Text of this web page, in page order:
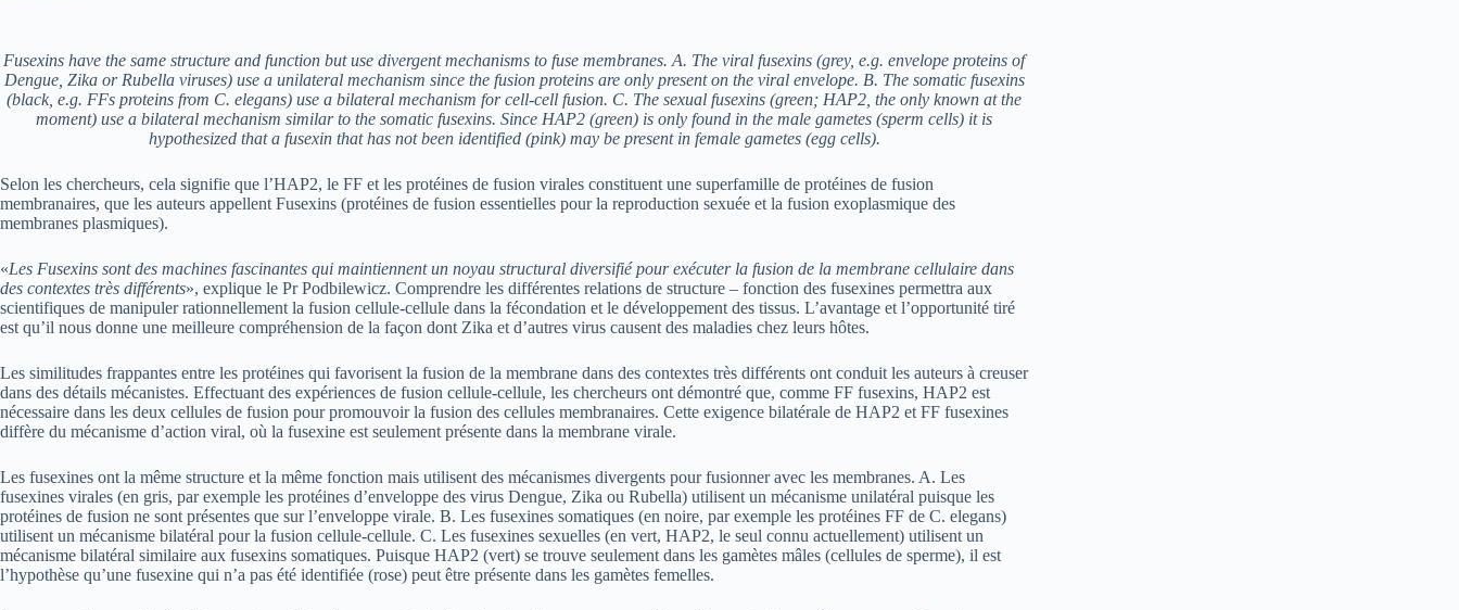
Fusexins have the same structure and function but use divergent mechanisms to fuse membranes. A. The viral fusexins (grey, e.g. envelope proteins of
Dengue, Zika or Rubella viruses) use a unilateral mechanism since the fusion proteins are only present on the viral envelope. B. The somatic fusexins
(black, e.g. FFs proteins from C. elegans) use a bilateral mechanism for cell-cell fusion. C. The sexual fusexins (green; HAP2, the only known at the
moment) use a bilateral mechanism similar to the somatic fusexins. Since HAP2 (green) is only found in the male gametes (sperm cells) it is
hypothesized that a fusexin that has not been identified (pink) may be present in female gametes (egg cells).
Selon les chercheurs, cela signifie que l’HAP2, le FF et les protéines de fusion virales constituent une superfamille de protéines de fusion
membranaires, que les auteurs appellent Fusexins (protéines de fusion essentielles pour la reproduction sexuée et la fusion exoplasmique des
membranes plasmiques).
«Les Fusexins sont des machines fascinantes qui maintiennent un noyau structural diversifié pour exécuter la fusion de la membrane cellulaire dans
des contextes très différents», explique le Pr Podbilewicz. Comprendre les différentes relations de structure – fonction des fusexines permettra aux
scientifiques de manipuler rationnellement la fusion cellule-cellule dans la fécondation et le développement des tissus. L’avantage et l’opportunité tiré
est qu’il nous donne une meilleure compréhension de la façon dont Zika et d’autres virus causent des maladies chez leurs hôtes.
Les similitudes frappantes entre les protéines qui favorisent la fusion de la membrane dans des contextes très différents ont conduit les auteurs à creuser
dans des détails mécanistes. Effectuant des expériences de fusion cellule-cellule, les chercheurs ont démontré que, comme FF fusexins, HAP2 est
nécessaire dans les deux cellules de fusion pour promouvoir la fusion des cellules membranaires. Cette exigence bilatérale de HAP2 et FF fusexines
diffère du mécanisme d’action viral, où la fusexine est seulement présente dans la membrane virale.
Les fusexines ont la même structure et la même fonction mais utilisent des mécanismes divergents pour fusionner avec les membranes. A. Les
fusexines virales (en gris, par exemple les protéines d’enveloppe des virus Dengue, Zika ou Rubella) utilisent un mécanisme unilatéral puisque les
protéines de fusion ne sont présentes que sur l’enveloppe virale. B. Les fusexines somatiques (en noire, par exemple les protéines FF de C. elegans)
utilisent un mécanisme bilatéral pour la fusion cellule-cellule. C. Les fusexines sexuelles (en vert, HAP2, le seul connu actuellement) utilisent un
mécanisme bilatéral similaire aux fusexins somatiques. Puisque HAP2 (vert) se trouve seulement dans les gamètes mâles (cellules de sperme), il est
l’hypothèse qu’une fusexine qui n’a pas été identifiée (rose) peut être présente dans les gamètes femelles.